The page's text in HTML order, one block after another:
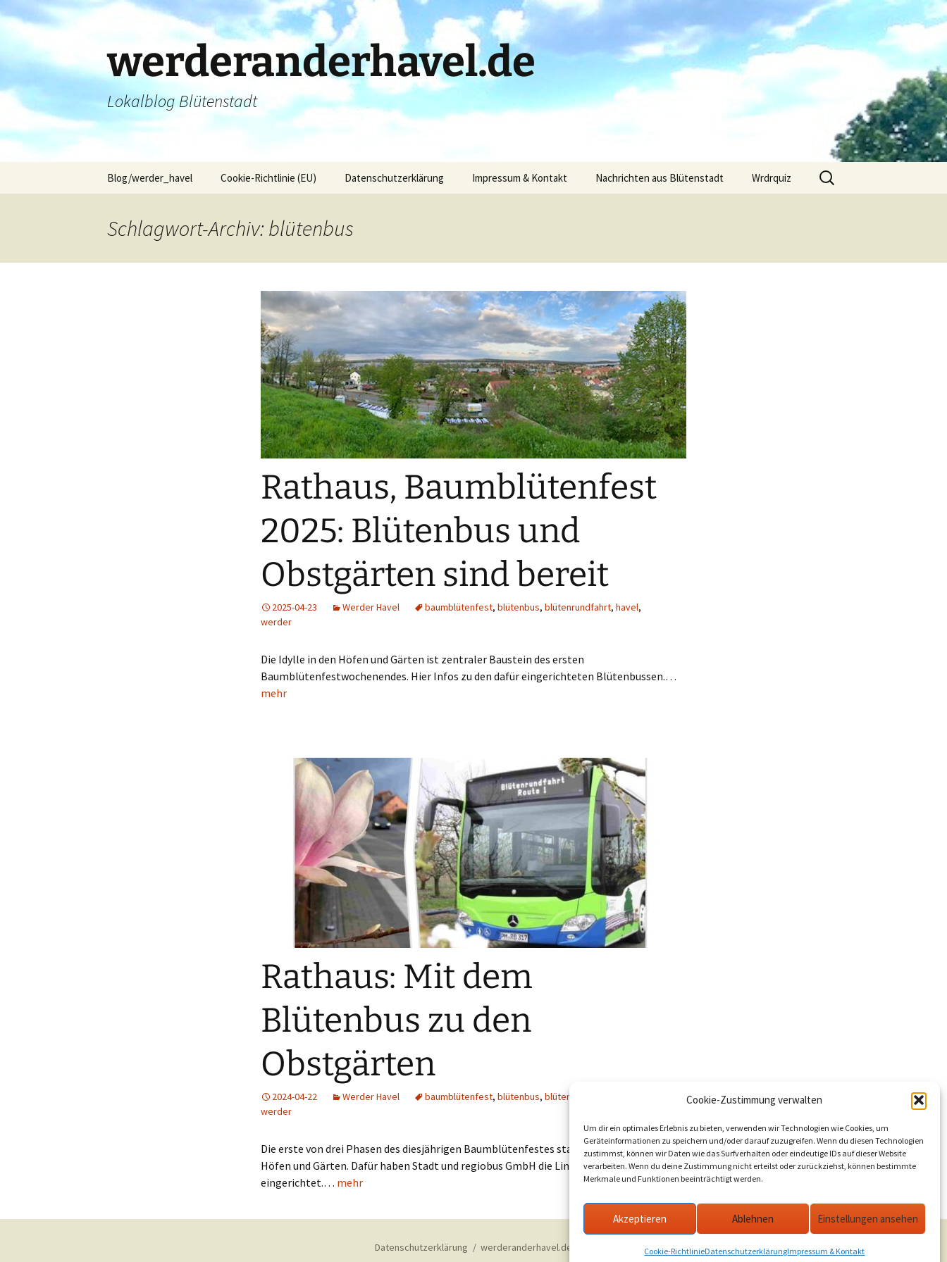
Cookie-Zustimmung verwalten
Um dir ein optimales Erlebnis zu bieten, verwenden wir Technologien wie Cookies, um
Geräteinformationen zu speichern und/oder darauf zuzugreifen. Wenn du diesen Technologien
zustimmst, können wir Daten wie das Surfverhalten oder eindeutige IDs auf dieser Website
verarbeiten. Wenn du deine Zustimmung nicht erteilst oder zurückziehst, können bestimmte
Merkmale und Funktionen beeinträchtigt werden.
Akzeptieren Ablehnen Einstellungen ansehen
Cookie-RichtlinieDatenschutzerklärungImpressum & Kontakt
Zum
Inhalt
springen
werderanderhavel.de
Lokalblog Blütenstadt
Blog/werder_havel Cookie-Richtlinie (EU) Datenschutzerklärung Impressum & Kontakt Nachrichten aus Blütenstadt Wrdrquiz
Suchen
nach:
Schlagwort-Archiv: blütenbus
Rathaus, Baumblütenfest
2025: Blütenbus und
Obstgärten sind bereit
2025-04-23 Werder Havel baumblütenfest, blütenbus, blütenrundfahrt, havel,
werder
Die Idylle in den Höfen und Gärten ist zentraler Baustein des ersten
Baumblütenfestwochenendes. Hier Infos zu den dafür eingerichteten Blütenbussen.…
mehr
Rathaus: Mit dem
Blütenbus zu den
Obstgärten
2024-04-22 Werder Havel baumblütenfest, blütenbus, blütenrundfahrt
werder
Die erste von drei Phasen des diesjährigen Baumblütenfestes startet am 27. April in den
Höfen und Gärten. Dafür haben Stadt und regiobus GmbH die Linie der Blütenbusse
eingerichtet.… mehr
Datenschutzerklärung werderanderhavel.de